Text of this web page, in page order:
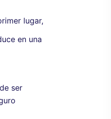
lugar,
en una
ser